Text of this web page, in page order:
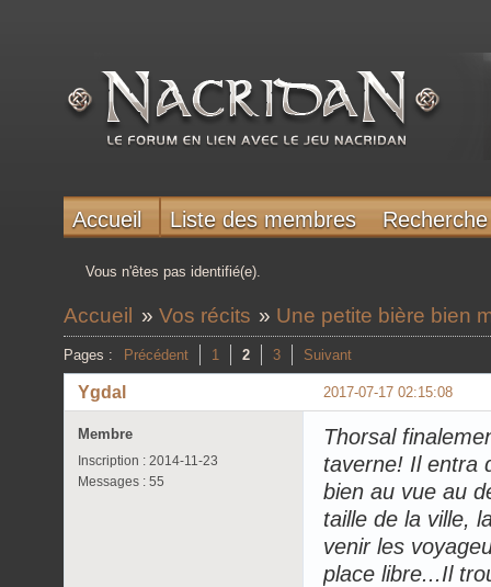
Accueil Liste des membres Recherche
Vous n'êtes pas identifié(e).
Accueil » Vos récits » Une petite bière bien
Pages : Précédent 1 2 3 Suivant
2017-07-17 02:15:08
Ygdal
Membre
Inscription : 2014-11-23
Messages : 55
Thorsal
taverne! Il entra
bien au vue au
taille de la ville,
venir les
place libre...Il